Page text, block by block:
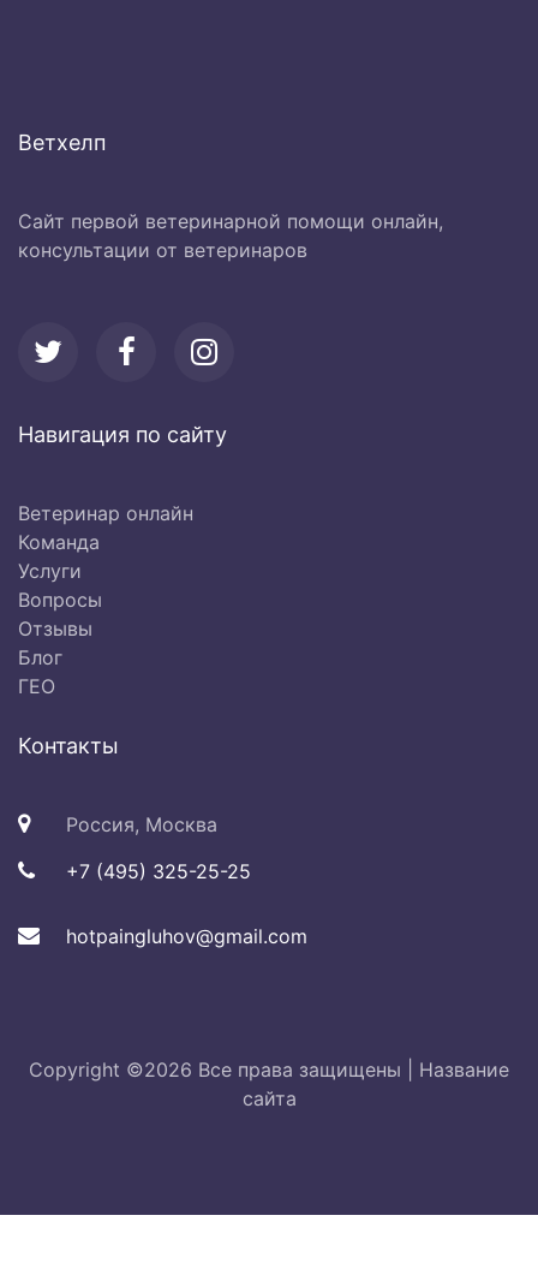
Ветхелп
Сайт первой ветеринарной помощи онлайн,
консультации от ветеринаров
Навигация по сайту
Ветеринар онлайн
Команда
Услуги
Вопросы
Отзывы
Блог
ГЕО
Контакты
Россия, Москва
+7 (495) 325-25-25
hotpaingluhov@gmail.com
Copyright ©2026 Все права защищены | Название
сайта